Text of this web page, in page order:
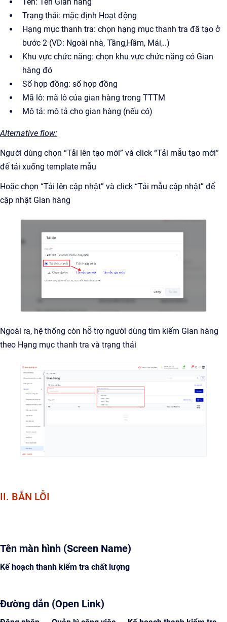
Trạng thái: mặc định Hoạt động
Hạng mục thanh tra: chọn hạng mục thanh tra đã tạo ở
bước 2 (VD: Ngoài nhà, Tầng,Hầm, Mái,..)
Khu vực chức năng: chọn khu vực chức năng có Gian
hàng đó
Số hợp đồng: số hợp đồng
Mã lô: mã lô của gian hàng trong TTTM
Mô tả: mô tả cho gian hàng (nếu có)
Alternative flow:
Người dùng chọn “Tải lên tạo mới” và click “Tải mẫu tạo mới”
để tải xuống template mẫu
Hoặc chọn “Tải lên cập nhật” và click “Tải mẫu cập nhật” để
cập nhật Gian hàng
Ngoài ra, hệ thống còn hỗ trợ người dùng tìm kiếm Gian hàng
theo Hạng mục thanh tra và trạng thái
II. BẮN LỖI
Tên màn hình (Screen Name)
Kế hoạch thanh kiểm tra chất lượng
Đường dẫn (Open Link)